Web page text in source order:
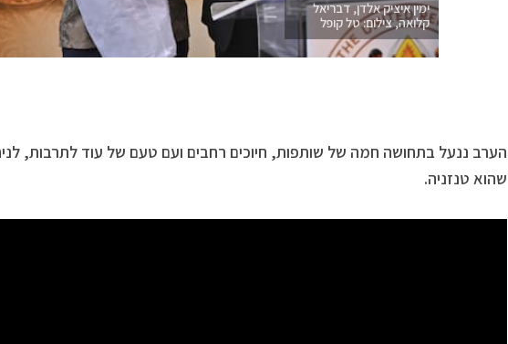
ימין איציק אלדן, דבריאל
קלואה, צילום: טל קופל
הערב ננעל בתחושה חמה של שותפות, חיוכים רחבים ועם טעם של עוד לתרבות,
שהוא טנזניה.